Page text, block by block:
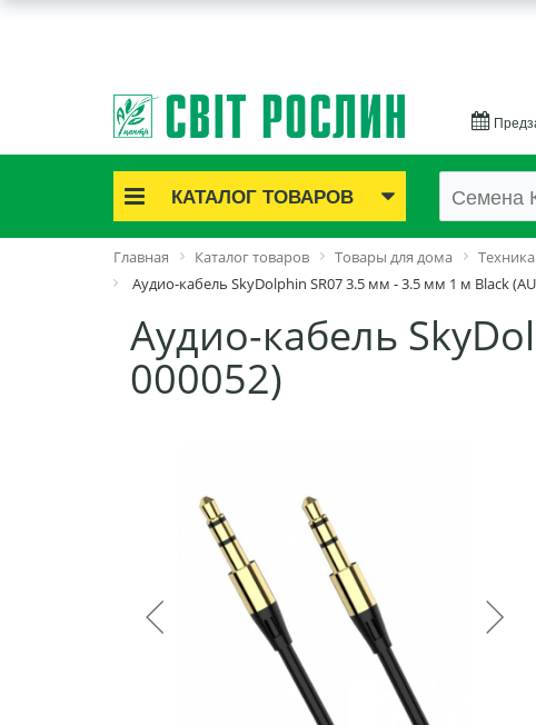
КАТАЛОГ ТОВАРОВ
Акционные товары
Саженцы плодово-ягодные
Лук и чеснок
Семенной картофель
Удобрения
Для комнатных растений
Для ландшафтного дизайна
Для полива
Инструменты и инвентарь
Главная Каталог товаров Товары для дома
Аудио-кабель SkyDolphin SR07 3.5 мм - 3.5 мм 1 м Black
Аудио-кабель
000052)